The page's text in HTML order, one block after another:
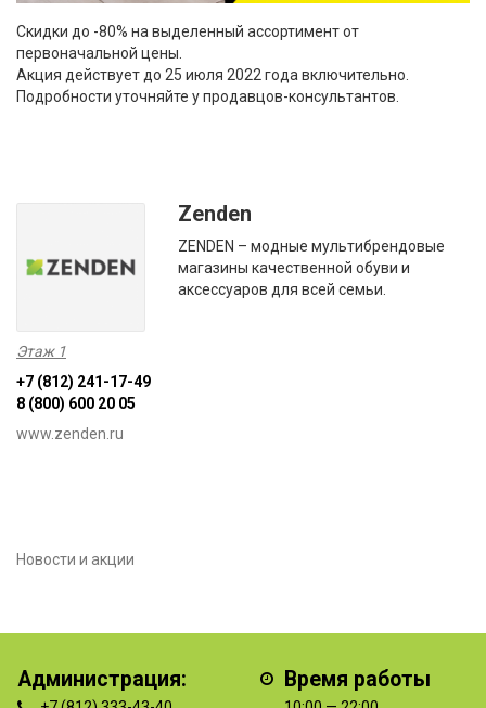
Скидки до -80% на выделенный ассортимент от
первоначальной цены.
Акция действует до 25 июля 2022 года включительно.
Подробности уточняйте у продавцов-консультантов.
Zenden
ZENDEN – модные мультибрендовые
магазины качественной обуви и
аксессуаров для всей семьи.
Этаж 1
+7 (812) 241-17-49
8 (800) 600 20 05
www.zenden.ru
Новости и акции
Администрация: Время работы